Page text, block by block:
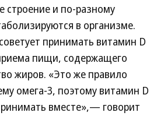
строение и по-разному
в организме.
принимать витамин D
пищи, содержащего
жиров. «Это же правило
омега-3, поэтому витамин D
вместе»,— говорит